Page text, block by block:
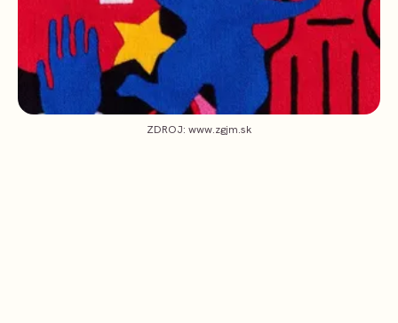
ZDROJ: www.zgjm.sk